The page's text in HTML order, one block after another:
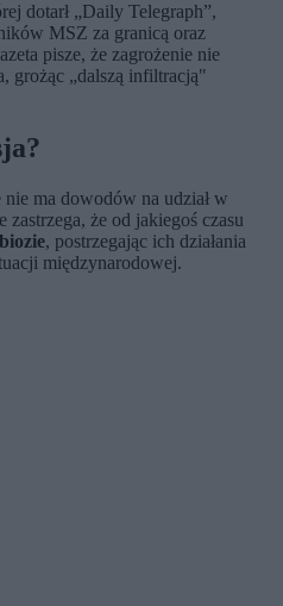
dotarł „Daily Telegraph”,
MSZ za granicą oraz
pisze, że zagrożenie nie
grożąc „dalszą infiltracją"
ma dowodów na udział w
że od jakiegoś czasu
, postrzegając ich działania
międzynarodowej.